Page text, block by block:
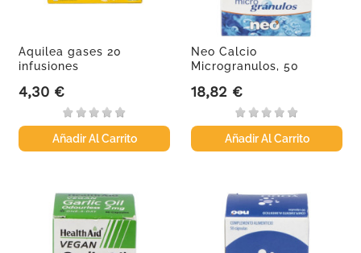
Aquilea gases 20
infusiones
Precio
4,30 €
Añadir Al Carrito
Neo Calcio
Microgranulos, 50
Precio
18,82 €
Añadir Al Carrito